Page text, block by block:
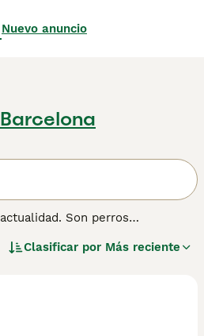
Nuevo anuncio
Son perros
ganando popularidad en
Clasificar por Más reciente